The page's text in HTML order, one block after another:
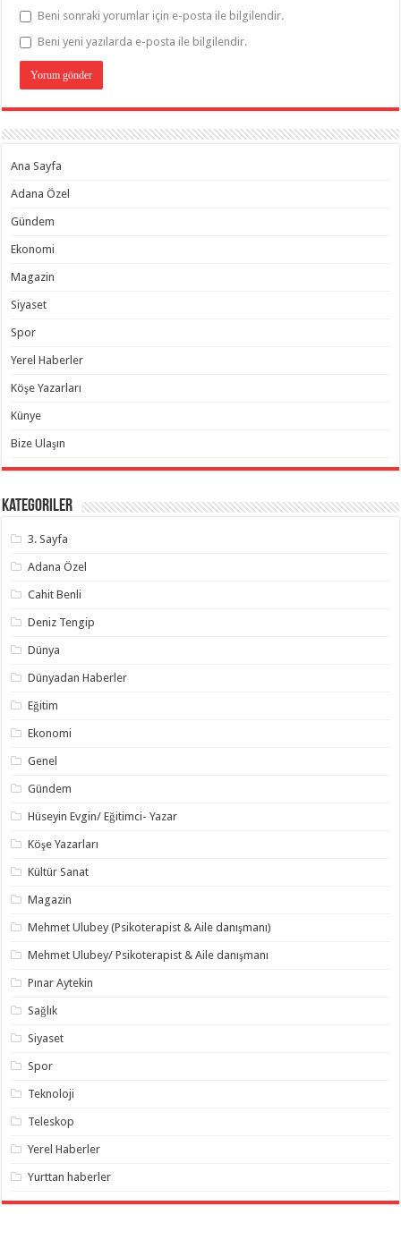
Beni sonraki yorumlar için e-posta ile bilgilendir.
Beni yeni yazılarda e-posta ile bilgilendir.
Ana Sayfa
Adana Özel
Gündem
Ekonomi
Magazin
Siyaset
Spor
Yerel Haberler
Köşe Yazarları
Künye
Bize Ulaşın
Kategoriler
3. Sayfa
Adana Özel
Cahit Benli
Deniz Tengip
Dünya
Dünyadan Haberler
Eğitim
Ekonomi
Genel
Gündem
Hüseyin Evgin/ Eğitimci- Yazar
Köşe Yazarları
Kültür Sanat
Magazin
Mehmet Ulubey (Psikoterapist & Aile danışmanı)
Mehmet Ulubey/ Psikoterapist & Aile danışmanı
Pınar Aytekin
Sağlık
Siyaset
Spor
Teknoloji
Teleskop
Yerel Haberler
Yurttan haberler